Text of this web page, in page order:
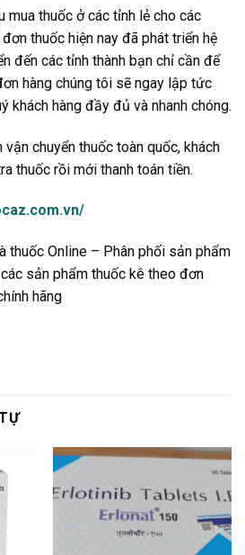
mua thuốc ở các tỉnh lẻ cho các
thuốc hiện nay đã phát triển hệ
đến các tỉnh thành bạn chỉ cần để
hàng chúng tôi sẽ ngay lập tức
khách hàng đầy đủ và nhanh chóng.
chuyển thuốc toàn quốc, khách
thuốc rồi mới thanh toán tiền.
thuốc Online – Phân phối sản phẩm
sản phẩm thuốc kê theo đơn
hãng